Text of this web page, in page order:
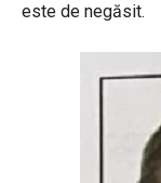
este de negăsit.